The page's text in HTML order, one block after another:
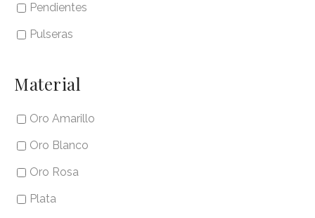
Pendientes
Pulseras
Material
Oro Amarillo
Oro Blanco
Oro Rosa
Plata